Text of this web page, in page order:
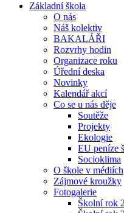
Základní škola
O nás
Náš kolektiv
BAKALÁŘI
Rozvrhy hodin
Organizace roku
Úřední deska
Novinky
Kalendář akcí
Co se u nás děje
Soutěže
Projekty
Ekologie
EU peníze
Socioklima
O škole v médiích
Zájmové kroužky
Fotogalerie
Školní rok